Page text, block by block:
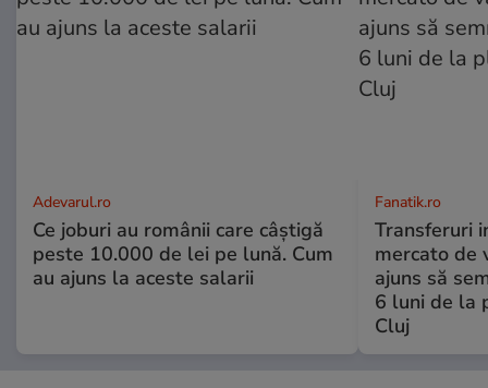
Adevarul.ro
Ce joburi au românii care câștigă
peste 10.000 de lei pe lună. Cum
au ajuns la aceste salarii
Fanatik.ro
Transferuri
mercato de
ajuns să
6 luni de la
Cluj